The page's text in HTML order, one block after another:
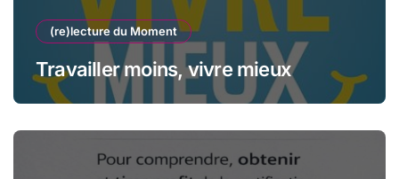
(re)lecture du Moment
Travailler moins, vivre mieux